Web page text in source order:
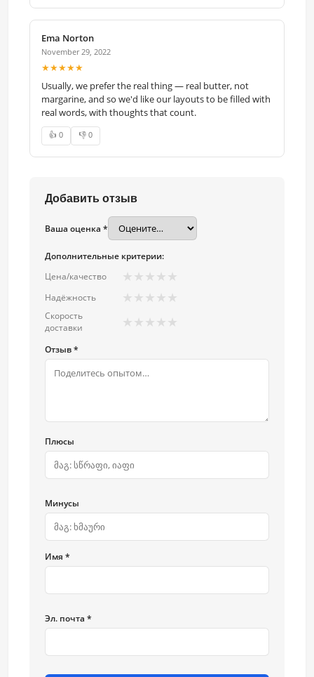
Ema Norton
November 29, 2022
★★★★★
Usually, we prefer the real thing — real butter, not
margarine, and so we'd like our layouts to be filled with
real words, with thoughts that count.
👍 0 👎 0
Добавить отзыв
Ваша оценка *
Дополнительные критерии:
Цена/качество
★ ★ ★ ★ ★
Надёжность ★ ★ ★ ★ ★
Скорость
доставки
★ ★ ★ ★ ★
Отзыв *
Плюсы
Минусы
Имя *
Эл. почта *